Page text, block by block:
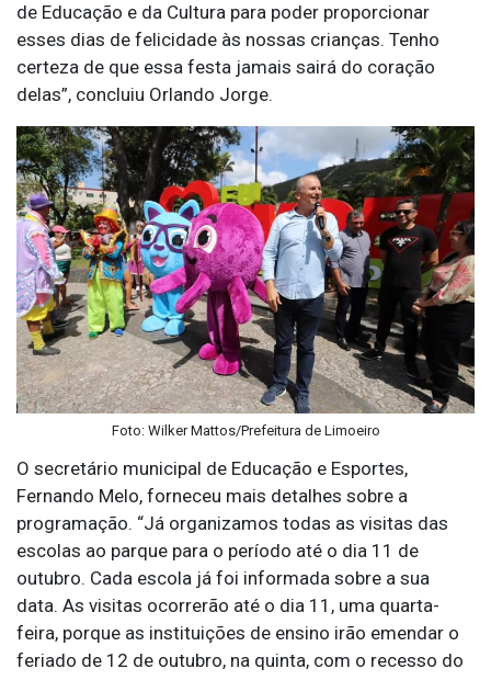
de Educação e da Cultura para poder proporcionar
esses dias de felicidade às nossas crianças. Tenho
certeza de que essa festa jamais sairá do coração
delas”, concluiu Orlando Jorge.
Foto: Wilker Mattos/Prefeitura de Limoeiro
O secretário municipal de Educação e Esportes,
Fernando Melo, forneceu mais detalhes sobre a
programação. “Já organizamos todas as visitas das
escolas ao parque para o período até o dia 11 de
outubro. Cada escola já foi informada sobre a sua
data. As visitas ocorrerão até o dia 11, uma quarta-
feira, porque as instituições de ensino irão emendar o
feriado de 12 de outubro, na quinta, com o recesso do